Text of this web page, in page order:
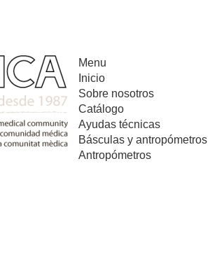
Menu
Inicio
Sobre nosotros
Catálogo
Ayudas técnicas
Básculas y antropómetros
Antropómetros